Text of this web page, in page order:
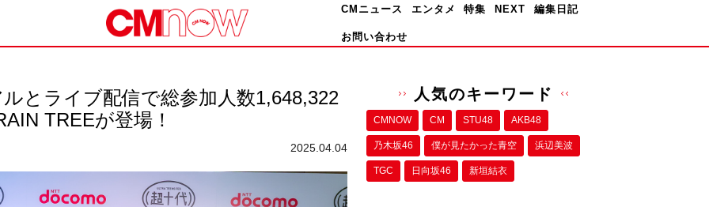
CMニュース エンタメ 特集 NEXT 編集日記
お問い合わせ
とライブ配信で総参加⼈数1,648,322
TREEが登場！
2025.04.04
人気のキーワード
CMNOW CM STU48 AKB48
乃木坂46 僕が⾒たかった⻘空 浜辺美波
TGC 日向坂46 新垣結衣